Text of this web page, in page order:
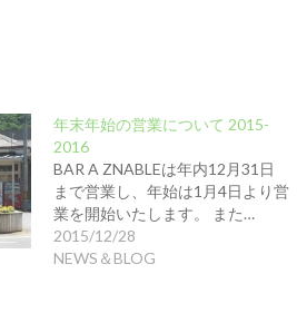
年末年始の営業について 2015-
2016
BAR A ZNABLEは年内12月31日
まで営業し、年始は1月4日より営
業を開始いたします。 また…
2015/12/28
NEWS＆BLOG